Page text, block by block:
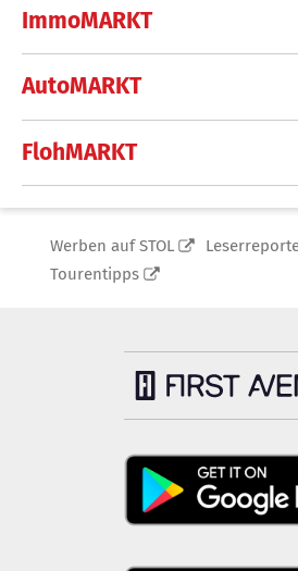
ImmoMARKT
AutoMARKT
FlohMARKT
Werben auf STOL
Tourentipps